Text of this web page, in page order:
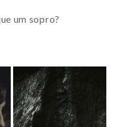
um sopro?